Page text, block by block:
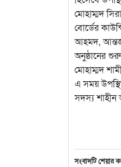
মোহাম্মদ
বোর্ডের
আহমদ,
অনুষ্ঠানের
মোহাম্মদ
এ সময়
সদস্য শাহীন
সংবাদটি শেয়ার